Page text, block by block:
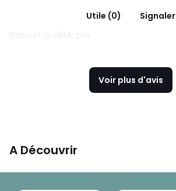
Utile (0)
Signaler
Rapport qualité-prix
Voir plus d'avis
A Découvrir